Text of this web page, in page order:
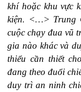
khí hoặc khu vực
kiện. <…> Trung
cuộc chạy đua vũ
gia nào khác và
thiểu cần thiết
đang theo đuổi
duy trì an ninh